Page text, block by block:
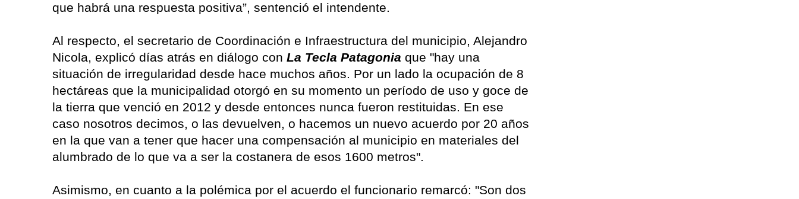
que habrá una respuesta positiva”, sentenció el intendente.
Al respecto, el secretario de Coordinación e Infraestructura del municipio, Alejandro
Nicola, explicó días atrás en diálogo con La Tecla Patagonia que "hay una
situación de irregularidad desde hace muchos años. Por un lado la ocupación de 8
hectáreas que la municipalidad otorgó en su momento un período de uso y goce de
la tierra que venció en 2012 y desde entonces nunca fueron restituidas. En ese
caso nosotros decimos, o las devuelven, o hacemos un nuevo acuerdo por 20 años
en la que van a tener que hacer una compensación al municipio en materiales del
alumbrado de lo que va a ser la costanera de esos 1600 metros".
Asimismo, en cuanto a la polémica por el acuerdo el funcionario remarcó: "Son dos